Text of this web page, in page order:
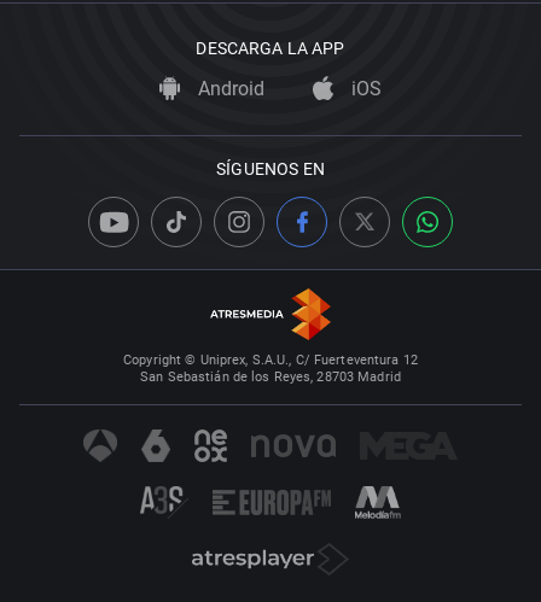
DESCARGA LA APP
Android iOS
SÍGUENOS EN
Copyright © Uniprex, S.A.U., C/ Fuerteventura 12
San Sebastián de los Reyes, 28703 Madrid